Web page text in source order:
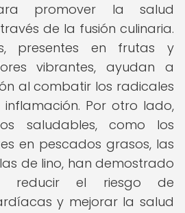
promover la salud
de la fusión culinaria.
presentes en frutas y
vibrantes, ayudan a
al combatir los radicales
Por otro lado,
saludables, como los
en pescados grasos, las
de lino, han demostrado
reducir el riesgo de
y mejorar la salud